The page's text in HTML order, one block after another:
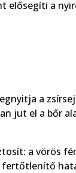
elősegíti a
a
jut el a bőr
a vörös
fertőtlenítő